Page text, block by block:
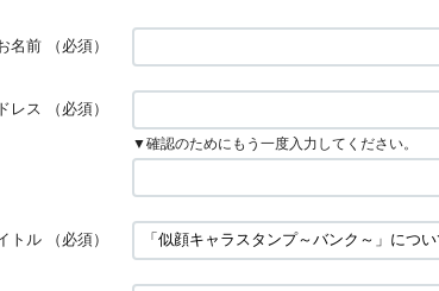
名前 （必須）
レス （必須）
▼確認のためにもう一度入力してください。
トル （必須）